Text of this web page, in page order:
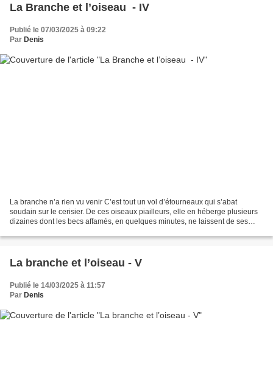
La Branche et l’oiseau - IV
Publié le 07/03/2025 à 09:22
Par Denis
La branche n’a rien vu venir C’est tout un vol d’étourneaux qui s’abat
soudain sur le cerisier. De ces oiseaux piailleurs, elle en héberge plusieurs
dizaines dont les becs affamés, en quelques minutes, ne laissent de ses
La branche et l’oiseau - V
Publié le 14/03/2025 à 11:57
Par Denis